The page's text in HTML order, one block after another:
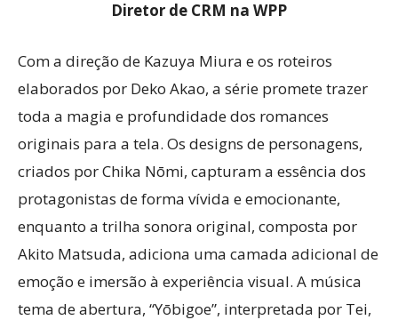
Diretor de CRM na WPP
Com a direção de Kazuya Miura e os roteiros
elaborados por Deko Akao, a série promete trazer
toda a magia e profundidade dos romances
originais para a tela. Os designs de personagens,
criados por Chika Nōmi, capturam a essência dos
protagonistas de forma vívida e emocionante,
enquanto a trilha sonora original, composta por
Akito Matsuda, adiciona uma camada adicional de
emoção e imersão à experiência visual. A música
tema de abertura, “Yōbigoe”, interpretada por Tei,